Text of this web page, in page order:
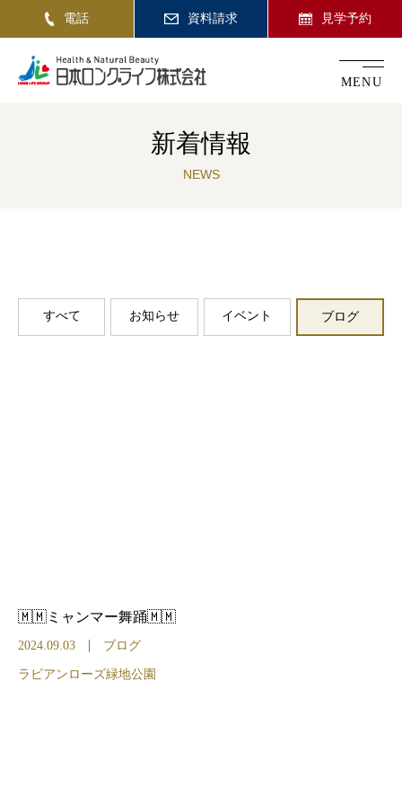
電話 資料請求 見学予約
MENU
新着情報
NEWS
すべて お知らせ イベント ブログ
🇲🇲ミャンマー舞踊🇲🇲
2024.09.03 ブログ
ラビアンローズ緑地公園